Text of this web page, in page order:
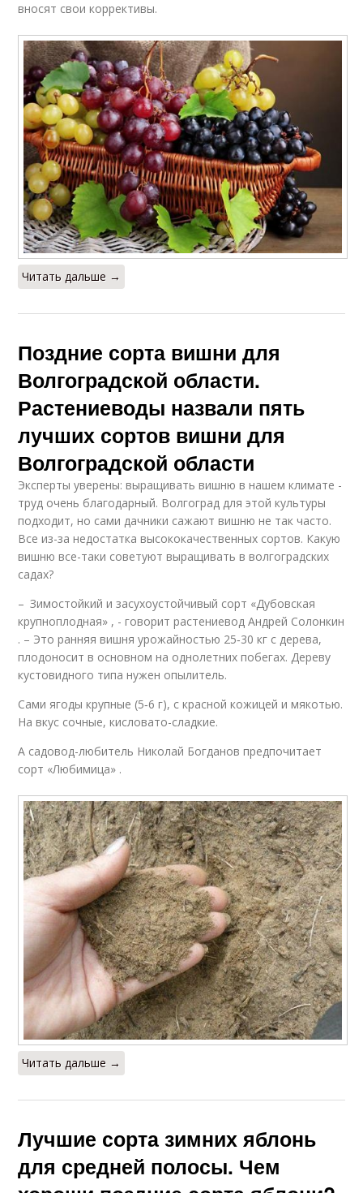
вносят свои коррективы.
Читать дальше →
Поздние сорта вишни для
Волгоградской области.
Растениеводы назвали пять
лучших сортов вишни для
Волгоградской области
Эксперты уверены: выращивать вишню в нашем климате -
труд очень благодарный. Волгоград для этой культуры
подходит, но сами дачники сажают вишню не так часто.
Все из-за недостатка высококачественных сортов. Какую
вишню все-таки советуют выращивать в волгоградских
садах?
– Зимостойкий и засухоустойчивый сорт «Дубовская
крупноплодная» , - говорит растениевод Андрей Солонкин
. – Это ранняя вишня урожайностью 25‑30 кг с дерева,
плодоносит в основном на однолетних побегах. Дереву
кустовидного типа нужен опылитель.
Сами ягоды крупные (5‑6 г), с красной кожицей и мякотью.
На вкус сочные, кисловато-сладкие.
А садовод-любитель Николай Богданов предпочитает
сорт «Любимица» .
Читать дальше →
Лучшие сорта зимних яблонь
для средней полосы. Чем